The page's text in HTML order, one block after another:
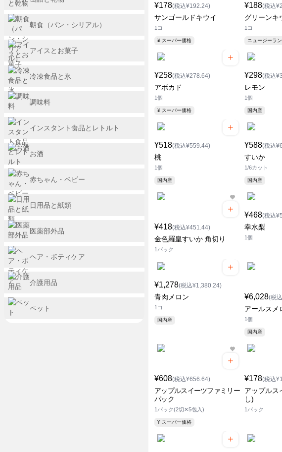
¥178(税込¥192.24)
サンゴールドキウイ
1コ
¥ スーパー価格
¥188(税込
グリーンキ
1コ
ニュージーラ
¥258(税込¥278.64)
アボカド
1個
¥ スーパー価格
¥298(税込
レモン
1個
国内産
¥518(税込¥559.44)
桃
1個
国内産
¥588(税込
すいか
1/6カット
国内産
¥418(税込¥451.44)
金色羅皇すいか 角切り
1パック
¥468(税込
幸水梨
1個
¥1,278(税込¥1,380.24)
青肉メロン
1コ
国内産
¥6,028(税
アールスメ
1個
国内産
¥608(税込¥656.64)
アップルスイーツファミリー
パック
1パック(2切✕5包入)
¥ スーパー価格
¥178(税込
アップルス
し)
1パック
朝食（パン・シリアル）
アイスとお菓子
冷凍食品と氷
調味料
インスタント食品とレトルト
お酒
赤ちゃん・ベビー
日用品と紙類
医薬部外品
ヘア・ボティケア
介護用品
ペット